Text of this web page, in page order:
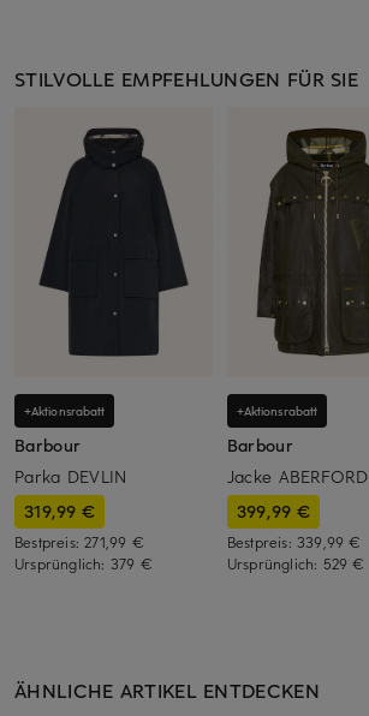
STILVOLLE EMPFEHLUNGEN FÜR SIE
+Aktionsrabatt
Barbour
Parka DEVLIN
319,99 €
Bestpreis:271,99 €
Ursprünglich: 379 €
+Aktionsrabatt
Barbour
Jacke ABERFORD
399,99 €
Bestpreis: 339,99 €
Ursprünglich: 529 €
ÄHNLICHE ARTIKEL ENTDECKEN